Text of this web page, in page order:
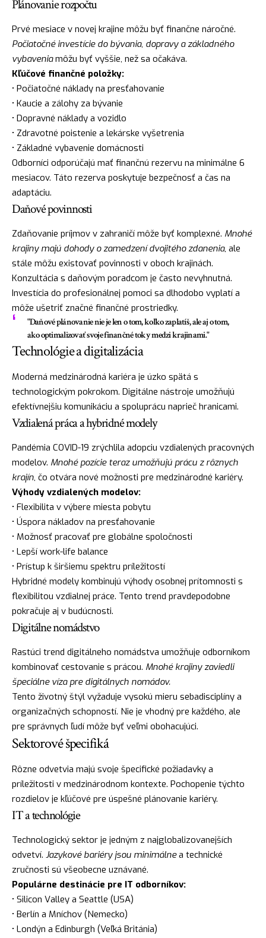
Plánovanie rozpočtu
Prvé mesiace v novej krajine môžu byť finančne náročné.
Počiatočné investície do bývania, dopravy a základného
vybaveniamôžu byť vyššie, než sa očakáva.
Kľúčové finančné položky:
• Počiatočné náklady na presťahovanie
• Kaucie a zálohy za bývanie
• Dopravné náklady a vozidlo
• Zdravotné poistenie a lekárske vyšetrenia
• Základné vybavenie domácnosti
Odborníci odporúčajú mať finančnú rezervu na minimálne 6
mesiacov. Táto rezerva poskytuje bezpečnosť a čas na
adaptáciu.
Daňové povinnosti
Zdaňovanie príjmov v zahraničí môže byť komplexné. Mnohé
krajiny majú dohody o zamedzení dvojitého zdanenia, ale
stále môžu existovať povinnosti v oboch krajinách.
Konzultácia s daňovým poradcom je často nevyhnutná.
Investícia do profesionálnej pomoci sa dlhodobo vyplatí a
môže ušetriť značné finančné prostriedky.
"Daňové plánovanie nie je len o tom, koľko zaplatíš, ale aj o tom,
ako optimalizovať svoje finančné toky medzi krajinami."
Technológie a digitalizácia
Moderná medzinárodná kariéra je úzko spätá s
technologickým pokrokom. Digitálne nástroje umožňujú
efektívnejšiu komunikáciu a spoluprácu naprieč hranicami.
Vzdialená práca a hybridné modely
Pandémia COVID-19 zrýchlila adopciu vzdialených pracovných
modelov. Mnohé pozície teraz umožňujú prácu z rôznych
krajín, čo otvára nové možnosti pre medzinárodné kariéry.
Výhody vzdialených modelov:
• Flexibilita v výbere miesta pobytu
• Úspora nákladov na presťahovanie
• Možnosť pracovať pre globálne spoločnosti
• Lepší work-life balance
• Prístup k širšiemu spektru príležitostí
Hybridné modely kombinujú výhody osobnej prítomnosti s
flexibilitou vzdialnej práce. Tento trend pravdepodobne
pokračuje aj v budúcnosti.
Digitálne nomádstvo
Rastúci trend digitálneho nomádstva umožňuje odborníkom
kombinovať cestovanie s prácou. Mnohé krajiny zaviedli
špeciálne víza pre digitálnych nomádov.
Tento životný štýl vyžaduje vysokú mieru sebadisciplíny a
organizačných schopností. Nie je vhodný pre každého, ale
pre správnych ľudí môže byť veľmi obohacujúci.
Sektorové špecifiká
Rôzne odvetvia majú svoje špecifické požiadavky a
príležitosti v medzinárodnom kontexte. Pochopenie týchto
rozdielov je kľúčové pre úspešné plánovanie kariéry.
IT a technológie
Technologický sektor je jedným z najglobalizovanejších
odvetví. Jazykové bariéry jsou minimálnea technické
zručnosti sú všeobecne uznávané.
Populárne destinácie pre IT odborníkov:
• Silicon Valley a Seattle (USA)
• Berlín a Mníchov (Nemecko)
• Londýn a Edinburgh (Veľká Británia)